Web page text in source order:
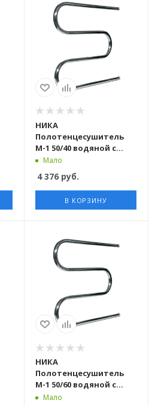
НИКА
Полотенцесушитель
М-1 50/40 водяной с
полкой
Мало
4 376руб.
В КОРЗИНУ
НИКА
Полотенцесушитель
М-1 50/60 водяной с
полкой
Мало